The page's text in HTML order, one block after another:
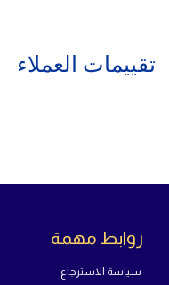
تقييمات العملاء
روابط مهمة
سياسة الاسترجاع